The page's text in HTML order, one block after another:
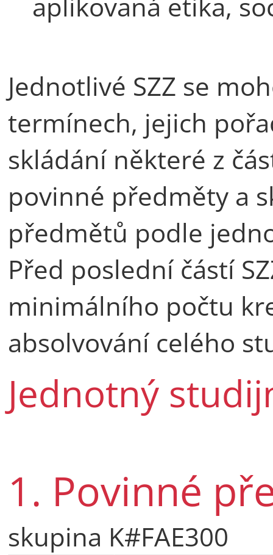
Jednotlivé SZZ se
termínech, jejich
skládání některé z
povinné předměty a
předmětů podle
Před poslední částí
minimálního počtu
absolvování celého
Jednotný
1. Povinné
skupina K#FAE300